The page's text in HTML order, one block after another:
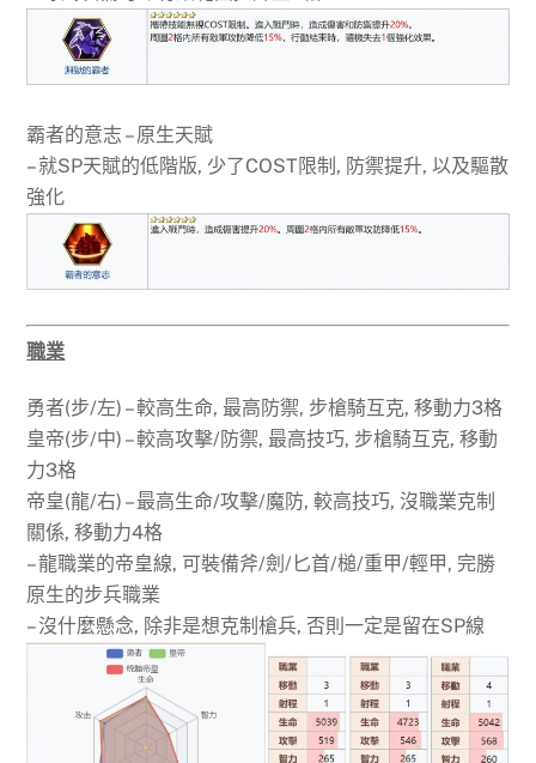
霸者的意志 – 原生天賦
– 就SP天賦的低階版, 少了COST限制, 防禦提升, 以及驅散
強化
職業
勇者(步/左) – 較高生命, 最高防禦, 步槍騎互克, 移動力3格
皇帝(步/中) – 較高攻擊/防禦, 最高技巧, 步槍騎互克, 移動
力3格
帝皇(龍/右) – 最高生命/攻擊/魔防, 較高技巧, 沒職業克制
關係, 移動力4格
– 龍職業的帝皇線, 可裝備斧/劍/匕首/槌/重甲/輕甲, 完勝
原生的步兵職業
– 沒什麼懸念, 除非是想克制槍兵, 否則一定是留在SP線